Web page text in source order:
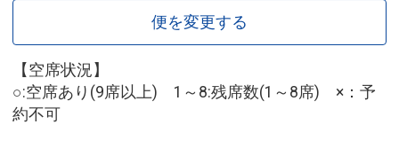
便を変更する
【空席状況】
○:空席あり(9席以上) 1～8:残席数(1～8席) ×：予
約不可